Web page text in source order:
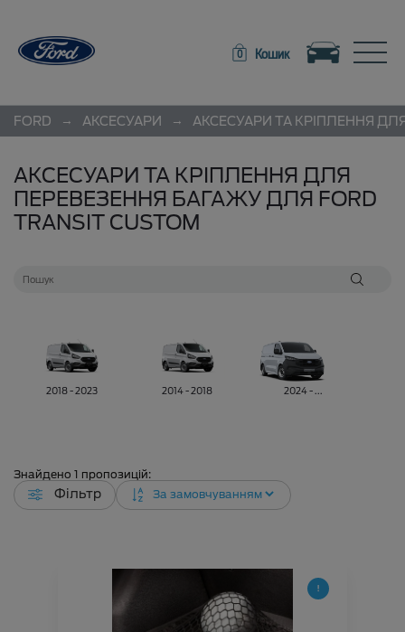
0 Кошик Toggle navigation
FORD → АКСЕСУАРИ → АКСЕСУАРИ ТА КРІПЛЕННЯ
АКСЕСУАРИ ТА КРІПЛЕННЯ ДЛЯ
ПЕРЕВЕЗЕННЯ БАГАЖУ ДЛЯ FORD
TRANSIT CUSTOM
2018 - 2023 2014 - 2018 2024 - ...
Знайдено 1 пропозицій:
Фільтр